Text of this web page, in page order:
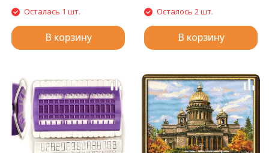
Осталась 1 шт.
В корзину
Осталось 2 шт.
В корзину